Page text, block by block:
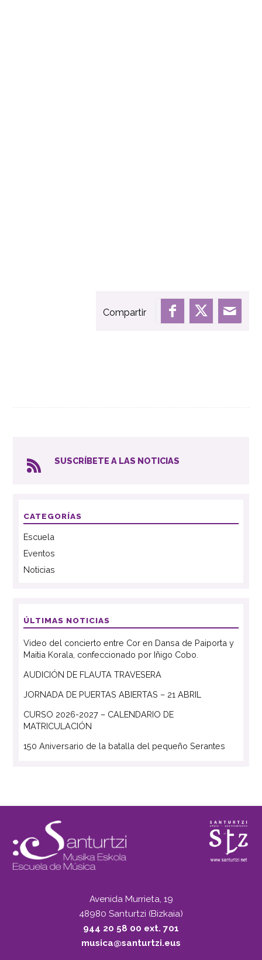
Compartir
SUSCRÍBETE A LAS NOTICIAS
CATEGORÍAS
Escuela
Eventos
Noticias
ÚLTIMAS NOTICIAS
Video del concierto entre Cor en Dansa de Paiporta y
Maitia Korala, confeccionado por Iñigo Cobo.
AUDICIÓN DE FLAUTA TRAVESERA
JORNADA DE PUERTAS ABIERTAS – 21 ABRIL
CURSO 2026-2027 – CALENDARIO DE
MATRICULACIÓN
150 Aniversario de la batalla del pequeño Serantes
Avenida Murrieta, 19
48980 Santurtzi (Bizkaia)
944 20 58 00 ext. 701
musica@santurtzi.eus